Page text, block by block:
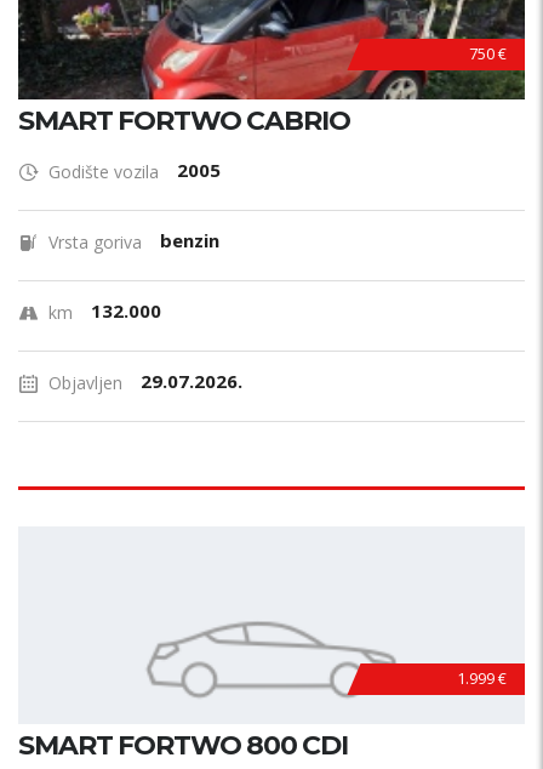
750 €
SMART FORTWO CABRIO
Godište vozila 2005
Vrsta goriva benzin
km 132.000
Objavljen 29.07.2026.
1.999 €
SMART FORTWO 800 CDI